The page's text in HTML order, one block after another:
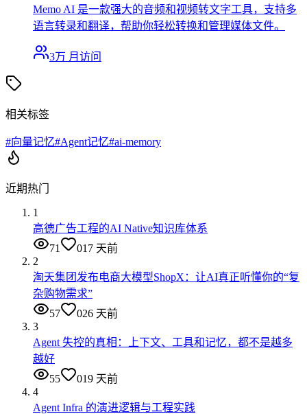
Memo AI 是一款强大的音频和视频转文字工具，支持多
语言转录和翻译，帮助你轻松转换和管理媒体文件。
3万 月访问
相关标签
#向量记忆#Agent记忆#ai-memory
近期热门
1
高德广告工程的AI Native知识库体系
71
017 天前
2
淘天集团发布电商大模型ShopX：让AI真正听懂你的“复
杂购物需求”
57
026 天前
3
Agent 失控的真相：上下文、工具和记忆，都不是越多
越好
55
019 天前
4
Agent Infra 的演进逻辑与工程实践